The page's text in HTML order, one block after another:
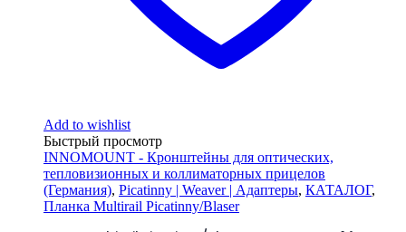
Add to wishlist
Быстрый просмотр
INNOMOUNT - Кронштейны для оптических,
тепловизионных и коллиматорных прицелов
(Германия), Picatinny | Weaver | Адаптеры, КАТАЛОГ,
Планка Multirail Picatinny/Blaser